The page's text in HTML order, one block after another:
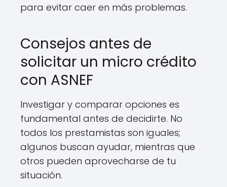
para evitar caer en más problemas.
Consejos antes de
solicitar un micro crédito
con ASNEF
Investigar y comparar opciones es
fundamental antes de decidirte. No
todos los prestamistas son iguales;
algunos buscan ayudar, mientras que
otros pueden aprovecharse de tu
situación.